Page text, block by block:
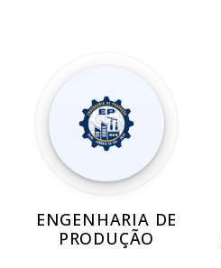
ENGENHARIA DE
PRODUÇÃO